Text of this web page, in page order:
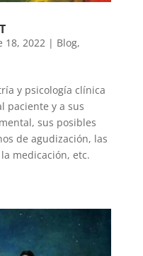
18, 2022| Blog,
y psicología clínica
paciente y a sus
sus posibles
de agudización, las
medicación, etc.